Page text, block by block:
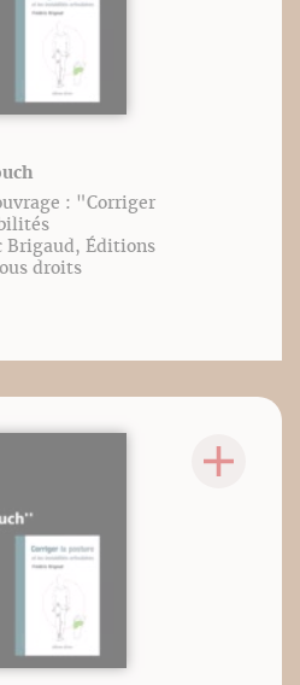
: "Corriger
Éditions
droits